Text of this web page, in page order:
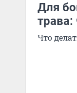
Для
Что